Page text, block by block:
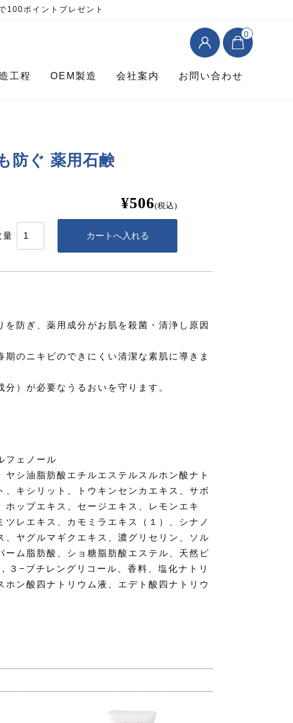
ポイントプレゼント
0
工程 OEM製造 会社案内 お問い合わせ
防ぐ 薬用石鹸
¥506(税込)
量
を防ぎ、薬用成分がお肌を殺菌・清浄し原因
期のニキビのできにくい清潔な素肌に導きま
）が必要なうるおいを守ります。
フェノール
ヤシ油脂肪酸エチルエステルスルホン酸ナト
、キシリット、トウキンセンカエキス、サボ
ホップエキス、セージエキス、レモンエキ
ツレエキス、カモミラエキス（１）、シナノ
、ヤグルマギクエキス、濃グリセリン、ソル
ーム脂肪酸、ショ糖脂肪酸エステル、天然ビ
３−ブチレングリコール、香料、塩化ナトリ
ホン酸四ナトリウム液、エデト酸四ナトリウ